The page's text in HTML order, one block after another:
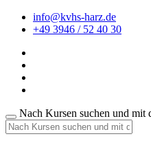
info@kvhs-harz.de
+49 3946 / 52 40 30
Nach Kursen suchen und mit